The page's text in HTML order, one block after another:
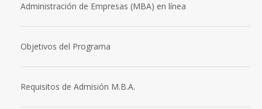
Administración de Empresas (MBA) en línea
Objetivos del Programa
Requisitos de Admisión M.B.A.